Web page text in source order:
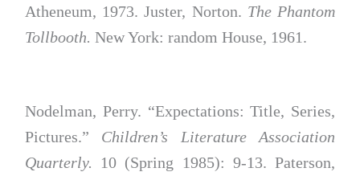
Atheneum, 1973. Juster, Norton. The Phantom
Tollbooth. New York: random House, 1961.
Nodelman, Perry. “Expectations: Title, Series,
Pictures.” Children’s Literature Association
Quarterly. 10 (Spring 1985): 9-13. Paterson,